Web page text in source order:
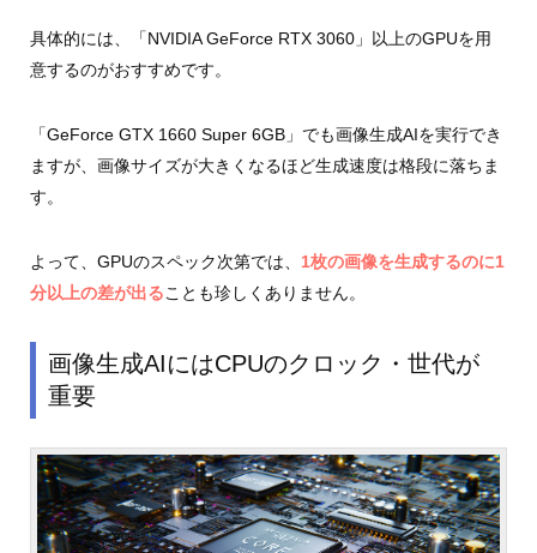
具体的には、「NVIDIA GeForce RTX 3060」以上のGPUを用
意するのがおすすめです。
「GeForce GTX 1660 Super 6GB」でも画像生成AIを実行でき
ますが、画像サイズが大きくなるほど生成速度は格段に落ちま
す。
よって、GPUのスペック次第では、 1枚の画像を生成するのに1
分以上の差が出ることも珍しくありません。
画像生成AIにはCPUのクロック・世代が
重要